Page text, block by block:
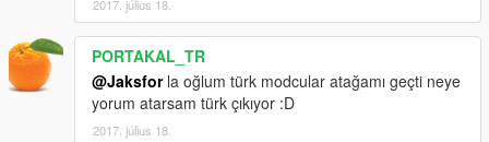
2017. július 18.
PORTAKAL_TR
@Jaksforla oğlum türk modcular atağamı geçti neye
yorum atarsam türk çıkıyor :D
2017. július 18.